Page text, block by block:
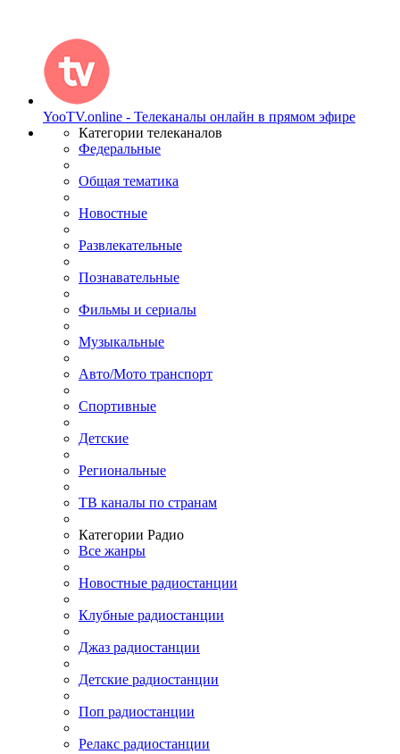
YooTV.online - Телеканалы онлайн в прямом эфире
Категории телеканалов
Федеральные
Общая тематика
Новостные
Развлекательные
Познавательные
Фильмы и сериалы
Музыкальные
Авто/Мото транспорт
Спортивные
Детские
Региональные
ТВ каналы по странам
Категории Радио
Все жанры
Новостные радиостанции
Клубные радиостанции
Джаз радиостанции
Детские радиостанции
Поп радиостанции
Релакс радиостанции